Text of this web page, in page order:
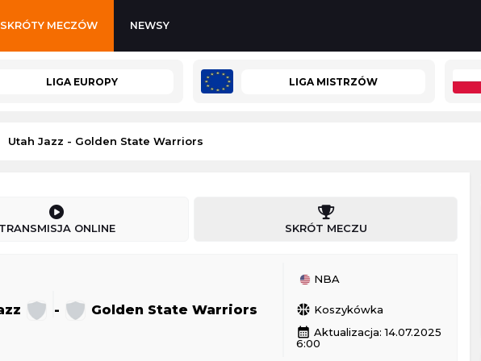
SKRÓTY MECZÓW NEWSY
LIGA EUROPY LIGA MISTRZÓW
Utah Jazz - Golden State Warriors
(kobiety)
Universitatea Craiova
Losowanie Pucharu Polski
TRANSMISJA ONLINE SKRÓT MECZU
- Golden State Warriors
NBA
sports_basketball Koszykówka
calendar_month Aktualizacja: 14.07.2025
6:00